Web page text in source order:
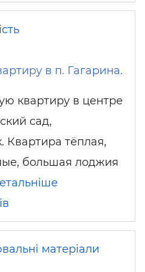
в п. Гагарина.
квартиру в центре
сад,
Квартира тёплая,
большая лоджия
матеріали